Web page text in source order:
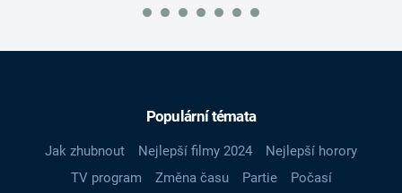
Populární témata
Jak zhubnout Nejlepší filmy 2024
Nejlepší horory
TV program
Změna času Partie
Počasí